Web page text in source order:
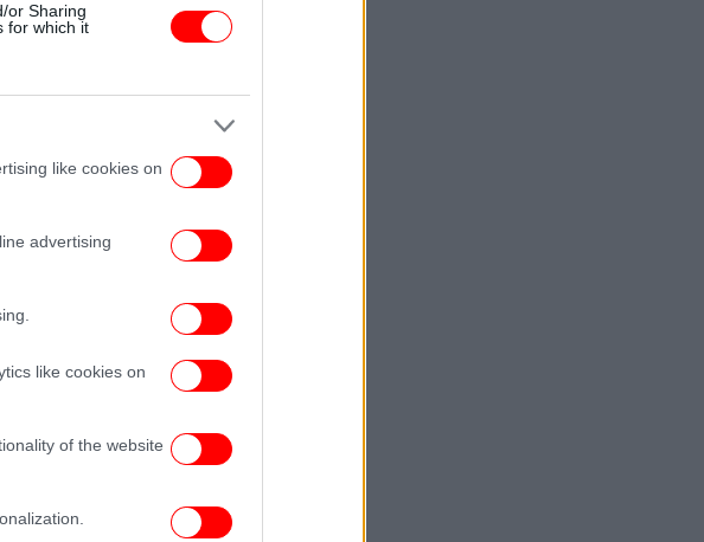
or Sharing
for which it
like cookies on
advertising
like cookies on
of the website
το